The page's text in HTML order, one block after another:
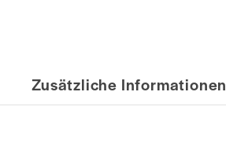
Zusätzliche Informationen